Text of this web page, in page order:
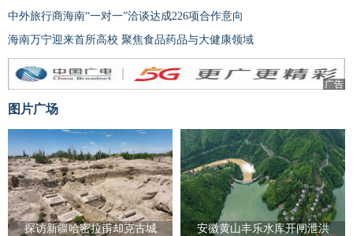
中外旅行商海南“一对一”洽谈达成226项合作意向
海南万宁迎来首所高校 聚焦食品药品与大健康领域
广告
图片广场
探访新疆哈密拉甫却克古城 安徽黄山丰乐水库开闸泄洪